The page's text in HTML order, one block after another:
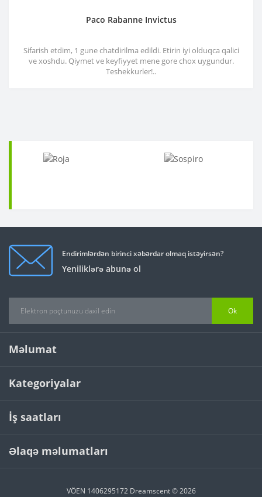
Paco Rabanne Invictus
Sifarish etdim, 1 gune chatdirilma edildi. Etirin iyi olduqca qalici
ve xoshdu. Qiymet ve keyfiyyet mene gore chox uygundur.
Teshekkurler!..
Endirimlərdən birinci xəbərdar olmaq istəyirsən?
Yeniliklərə abunə ol
Ok
Məlumat
Kategoriyalar
İş saatları
Əlaqə məlumatları
VÖEN 1406295172 Dreamscent © 2026